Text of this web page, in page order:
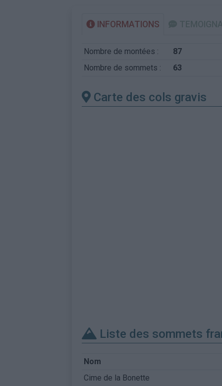
INFORMATIONS
Nombre de montées : 87
Nombre de sommets :
63
Carte des cols gravis
Liste des sommets
Nom
Cime de la Bonette